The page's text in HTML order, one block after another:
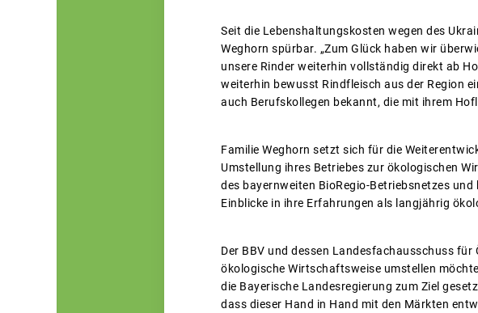
Seit die Lebenshaltungskosten wegen des
Weghorn spürbar. „Zum Glück haben wir
unsere Rinder weiterhin vollständig direkt ab
weiterhin bewusst Rindfleisch aus der Region
auch Berufskollegen bekannt, die mit ihrem
Familie Weghorn setzt sich für die
Umstellung ihres Betriebes zur ökologischen
des bayernweiten BioRegio-Betriebsnetzes
Einblicke in ihre Erfahrungen als langjährig
Der BBV und dessen Landesfachausschuss
ökologische Wirtschaftsweise umstellen
die Bayerische Landesregierung zum Ziel
dass dieser Hand in Hand mit den Märkten